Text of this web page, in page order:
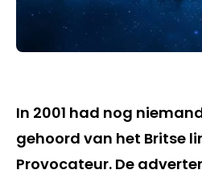
In 2001 had nog
gehoord van het Britse
Provocateur. De